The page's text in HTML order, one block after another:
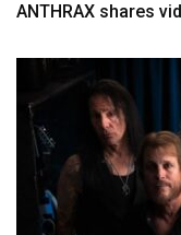
ANTHRAX shares